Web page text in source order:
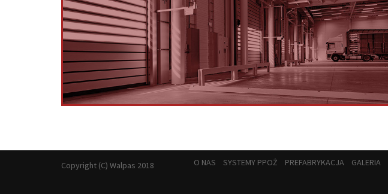
O NAS SYSTEMY PPOŻ PREFABRYKACJA GALERIA
Copyright (C) Walpas 2018